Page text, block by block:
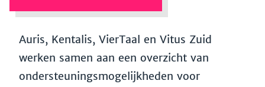
Auris, Kentalis, VierTaal en Vitus Zuid
werken samen aan een overzicht van
ondersteuningsmogelijkheden voor